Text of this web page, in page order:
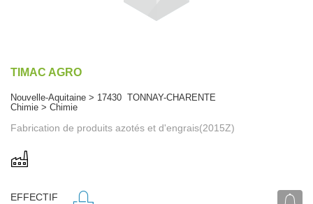
TIMAC AGRO
Nouvelle-Aquitaine > 17430 TONNAY-CHARENTE
Chimie > Chimie
Fabrication de produits azotés et d'engrais(2015Z)
EFFECTIF